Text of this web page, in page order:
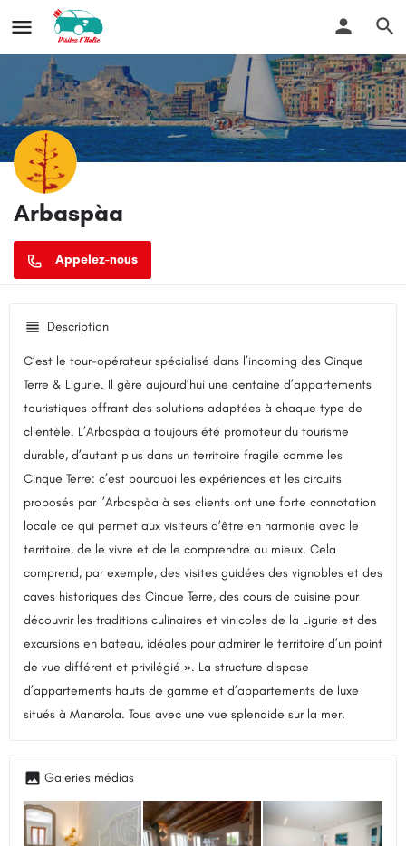
Arbaspàa
Description
C’est le tour-opérateur spécialisé dans l’incoming des Cinque
Terre & Ligurie. Il gère aujourd’hui une centaine d’appartements
touristiques offrant des solutions adaptées à chaque type de
clientèle. L’Arbaspàa a toujours été promoteur du tourisme
durable, d’autant plus dans un territoire fragile comme les
Cinque Terre: c’est pourquoi les expériences et les circuits
proposés par l’Arbaspàa à ses clients ont une forte connotation
locale ce qui permet aux visiteurs d’être en harmonie avec le
territoire, de le vivre et de le comprendre au mieux. Cela
comprend, par exemple, des visites guidées des vignobles et des
caves historiques des Cinque Terre, des cours de cuisine pour
découvrir les traditions culinaires et vinicoles de la Ligurie et des
excursions en bateau, idéales pour admirer le territoire d’un point
de vue différent et privilégié ». La structure dispose
d’appartements hauts de gamme et d’appartements de luxe
situés à Manarola. Tous avec une vue splendide sur la mer.